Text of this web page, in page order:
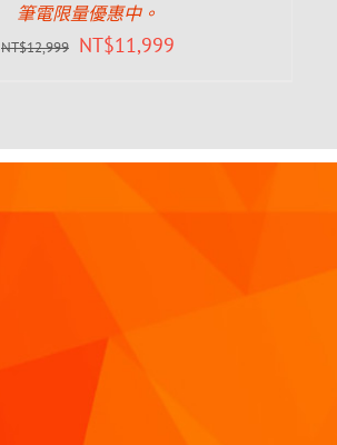
筆電限量優惠中。
NT$12,999 NT$11,999